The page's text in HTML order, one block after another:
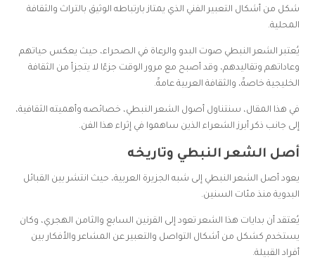
شكل من أشكال التعبير الفني الذي يمتاز بارتباطه الوثيق بالتراث والثقافة
المحلية.
يُعتبر الشعر النبطي صوت البدو والرعاة في الصحراء، حيث يعكس حياتهم
وعاداتهم وتقاليدهم، وقد أصبح مع مرور الوقت جزءًا لا يتجزأ من الثقافة
الخليجية خاصةً، والثقافة العربية عامةً.
في هذا المقال، سنتناول أصول الشعر النبطي، خصائصه وأهميته الثقافية،
إلى جانب ذكر أبرز الشعراء الذين ساهموا في إثراء هذا الفن.
أصل الشعر النبطي وتاريخه
يعود أصل الشعر النبطي إلى شبه الجزيرة العربية، حيث انتشر بين القبائل
البدوية منذ مئات السنين.
يُعتقد أن بدايات هذا الشعر تعود إلى القرنين السابع والثامن الهجري، وكان
يستخدم كشكل من أشكال التواصل والتعبير عن المشاعر والأفكار بين
أفراد القبيلة.